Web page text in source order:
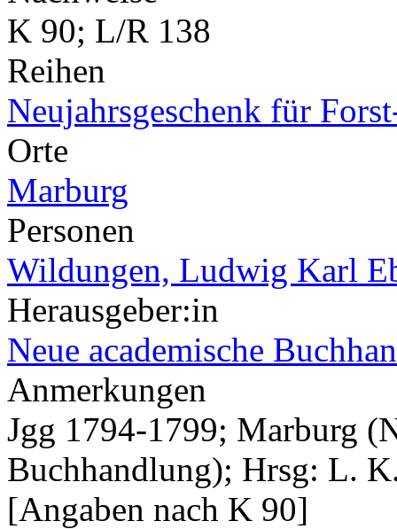
K 90; L/R 138
Reihen
Neujahrsgeschenk für
Orte
Marburg
Personen
Wildungen, Ludwig Karl
Herausgeber:in
Neue academische
Anmerkungen
Jgg 1794-1799; Marburg
Buchhandlung); Hrsg: L.
[Angaben nach K 90]